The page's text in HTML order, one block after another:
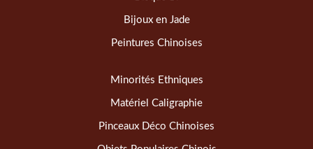
Bijoux en Jade
Peintures Chinoises
Minorités Ethniques
Matériel Caligraphie
Pinceaux Déco Chinoises